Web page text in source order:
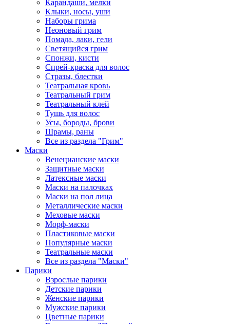
Карандаши, мелки
Клыки, носы, уши
Наборы грима
Неоновый грим
Помада, лаки, гели
Светящийся грим
Спонжи, кисти
Спрей-краска для волос
Стразы, блестки
Театральная кровь
Театральный грим
Театральный клей
Тушь для волос
Усы, бороды, брови
Шрамы, раны
Все из раздела "Грим"
Маски
Венецианские маски
Защитные маски
Латексные маски
Маски на палочках
Маски на пол лица
Металлические маски
Меховые маски
Морф-маски
Пластиковые маски
Популярные маски
Театральные маски
Все из раздела "Маски"
Парики
Взрослые парики
Детские парики
Женские парики
Мужские парики
Цветные парики